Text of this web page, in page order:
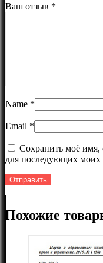
Ваш отзыв *
Name *
Email *
Сохранить моё имя,
для последующих моих
Похожие